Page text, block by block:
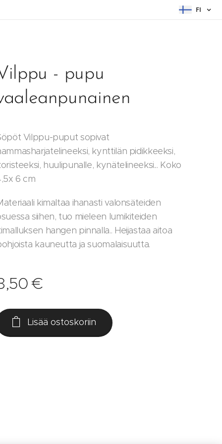
FI
- pupu
Vilppu-puput sopivat
kynttilän pidikkeeksi,
huulipunalle, kynätelineeksi... Koko
6 cm
kimaltaa ihanasti valonsäteiden
siihen, tuo mieleen lumikiteiden
hangen pinnalla.. Heijastaa aitoa
kauneutta ja suomalaisuutta.
€
Lisää ostoskoriin